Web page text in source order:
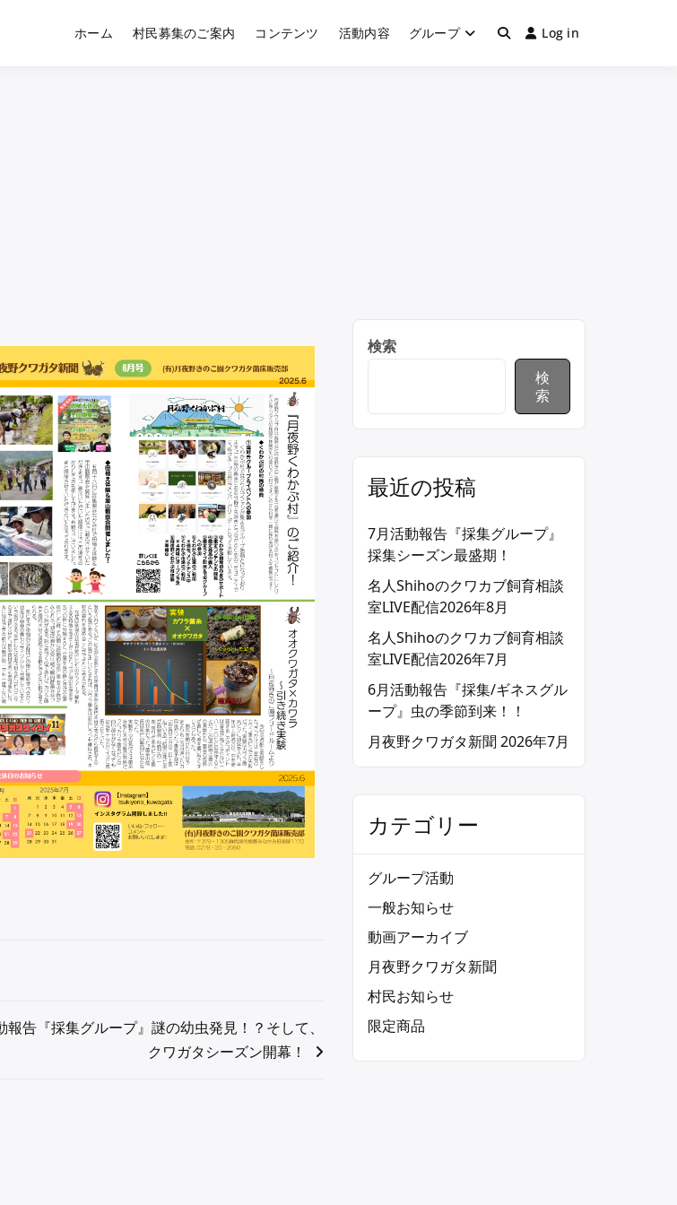
ぶ村｜クワガタ＆カブトムシ飼育・採集
ホーム 村民募集のご案内 コンテンツ 活動内容 グループ Log in
報告『採集グループ』謎の幼虫発見！？そして、
クワガタシーズン開幕！
検索
検
索
最近の投稿
7月活動報告『採集グループ』
採集シーズン最盛期！
名人Shihoのクワカブ飼育相談
室LIVE配信2026年8月
名人Shihoのクワカブ飼育相談
室LIVE配信2026年7月
6月活動報告『採集/ギネスグル
ープ』虫の季節到来！！
月夜野クワガタ新聞 2026年7月
カテゴリー
グループ活動
一般お知らせ
動画アーカイブ
月夜野クワガタ新聞
村民お知らせ
限定商品